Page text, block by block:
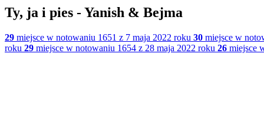
Ty, ja i pies - Yanish & Bejma
29 miejsce w notowaniu 1651 z 7 maja 2022 roku 30 miejsce w
roku 29 miejsce w notowaniu 1654 z 28 maja 2022 roku 26 miejsce